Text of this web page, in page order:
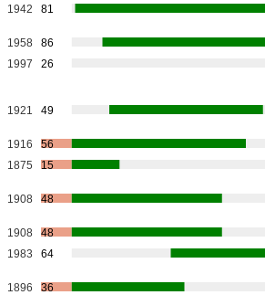
1942 81
1958
86
1997 26
1921 49
1916
56
1875 15
1908 48
1908
48
1983 64
1896 36